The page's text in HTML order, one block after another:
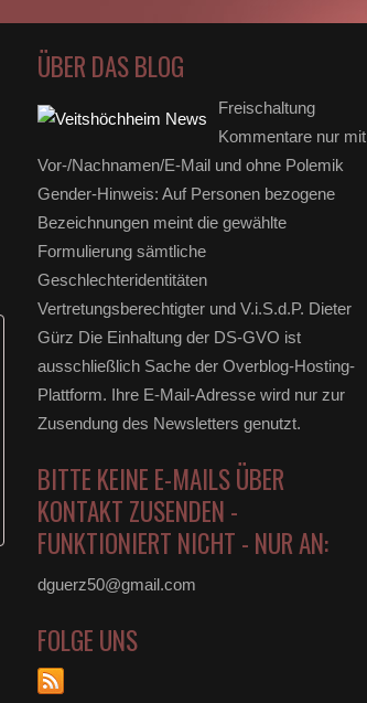
ÜBER DAS BLOG
Freischaltung
Kommentare nur mit
Vor-/Nachnamen/E-Mail und ohne Polemik
Gender-Hinweis: Auf Personen bezogene
Bezeichnungen meint die gewählte
Formulierung sämtliche
Geschlechteridentitäten
Vertretungsberechtigter und V.i.S.d.P. Dieter
Gürz Die Einhaltung der DS-GVO ist
ausschließlich Sache der Overblog-Hosting-
Plattform. Ihre E-Mail-Adresse wird nur zur
Zusendung des Newsletters genutzt.
BITTE KEINE E-MAILS ÜBER
KONTAKT ZUSENDEN -
FUNKTIONIERT NICHT - NUR AN:
dguerz50@gmail.com
FOLGE UNS